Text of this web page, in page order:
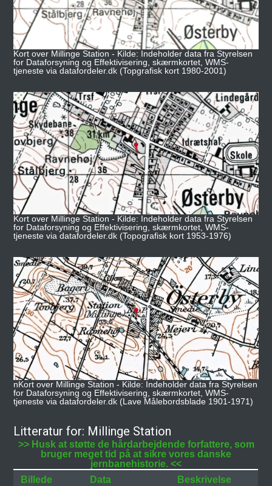
Kort over Millinge Station - Kilde: Indeholder data fra Styrelsen
for Dataforsyning og Effektivisering, skærmkortet, WMS-
tjeneste via datafordeler.dk (Topgrafisk kort 1980-2001)
Kort over Millinge Station - Kilde: Indeholder data fra Styrelsen
for Dataforsyning og Effektivisering, skærmkortet, WMS-
tjeneste via datafordeler.dk (Topografisk kort 1953-1976)
nKort over Millinge Station - Kilde: Indeholder data fra Styrelsen
for Dataforsyning og Effektivisering, skærmkortet, WMS-
tjeneste via datafordeler.dk (Lave Målebordsblade 1901-1971)
Litteratur for: Millinge Station
>> Husk at støtte de hårdarbejdende forfattere, som
bruger meget tid på at sikre vores danske
jernbanehistorie. <<
Billede
Data
Beskrivelse